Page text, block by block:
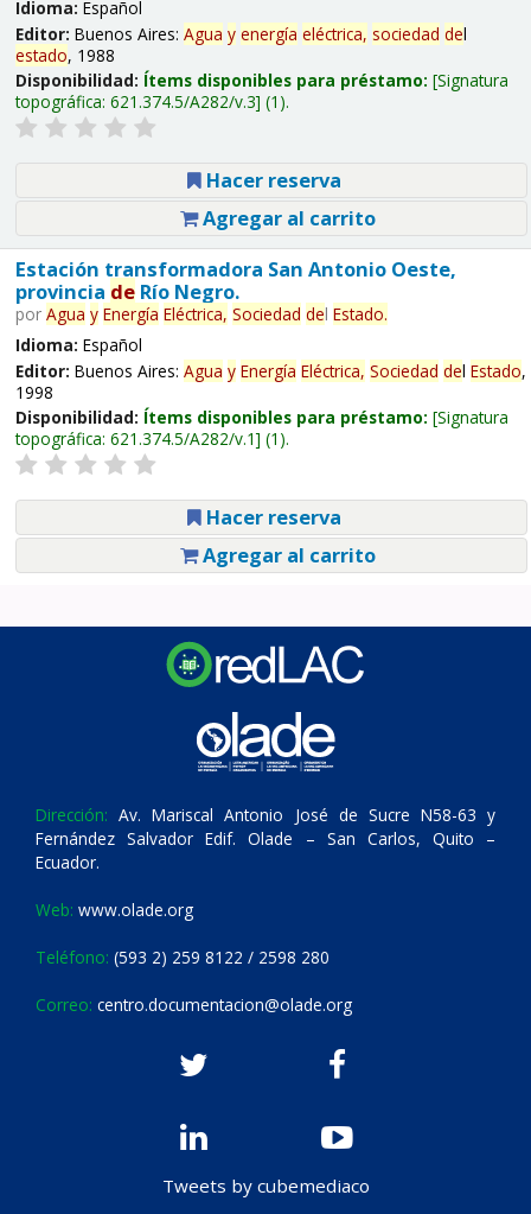
Idioma: Español
Editor: Buenos Aires: Agua y energía eléctrica, sociedad del
estado, 1988
Disponibilidad: Ítems disponibles para préstamo: Signatura
topográfica: 621.374.5/A282/v.3 (1).
Hacer reserva
Agregar al carrito
Estación transformadora San Antonio Oeste,
provincia deRío Negro.
por Agua y Energía Eléctrica, Sociedad del Estado.
Idioma: Español
Editor: Buenos Aires: Agua y Energía Eléctrica, Sociedad del Estado,
1998
Disponibilidad: Ítems disponibles para préstamo: Signatura
topográfica: 621.374.5/A282/v.1 (1).
Hacer reserva
Agregar al carrito
Dirección: Av. Mariscal Antonio José de Sucre N58-63 y
Fernández Salvador Edif. Olade – San Carlos, Quito –
Ecuador.
Web: www.olade.org
Teléfono: (593 2) 259 8122 / 2598 280
Correo: centro.documentacion@olade.org
Tweets by cubemediaco